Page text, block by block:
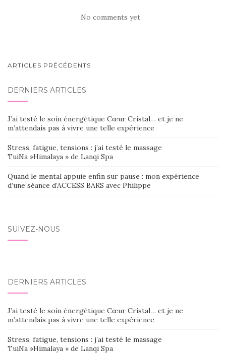
No comments yet
NAVIGATION
SEIN
DES
ARTICLES
ARTICLES PRÉCÉDENTS
DERNIERS ARTICLES
J’ai testé le soin énergétique Cœur Cristal… et je ne
m’attendais pas à vivre une telle expérience
Stress, fatigue, tensions : j’ai testé le massage
TuiNa »Himalaya » de Lanqi Spa
Quand le mental appuie enfin sur pause : mon expérience
d’une séance d’ACCESS BARS avec Philippe
SUIVEZ-NOUS
DERNIERS ARTICLES
J’ai testé le soin énergétique Cœur Cristal… et je ne
m’attendais pas à vivre une telle expérience
Stress, fatigue, tensions : j’ai testé le massage
TuiNa »Himalaya » de Lanqi Spa